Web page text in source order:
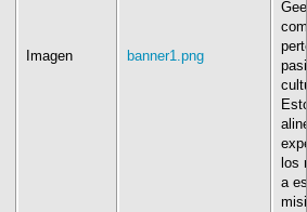
Imagen banner1.png
los
a